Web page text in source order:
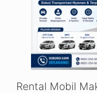
Rental Mobil